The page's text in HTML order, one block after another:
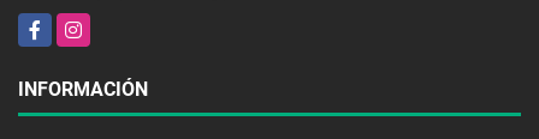
FacebookInstagram
INFORMACIÓN